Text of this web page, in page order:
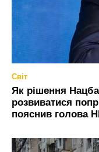
Світ
Як рішення
розвиватися
пояснив голова